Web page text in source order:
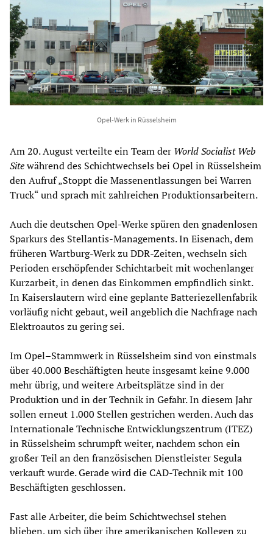
Opel-Werk in Rüsselsheim
Am 20. August verteilte ein Team der World Socialist Web
Sitewährend des Schichtwechsels bei Opel in Rüsselsheim
den Aufruf „Stoppt die Massenentlassungen bei Warren
Truck“ und sprach mit zahlreichen Produktionsarbeitern.
Auch die deutschen Opel-Werke spüren den gnadenlosen
Sparkurs des Stellantis-Managements. In Eisenach, dem
früheren Wartburg-Werk zu DDR-Zeiten, wechseln sich
Perioden erschöpfender Schichtarbeit mit wochenlanger
Kurzarbeit, in denen das Einkommen empfindlich sinkt.
In Kaiserslautern wird eine geplante Batteriezellenfabrik
vorläufig nicht gebaut, weil angeblich die Nachfrage nach
Elektroautos zu gering sei.
Im Opel–Stammwerk in Rüsselsheim sind von einstmals
über 40.000 Beschäftigten heute insgesamt keine 9.000
mehr übrig, und weitere Arbeitsplätze sind in der
Produktion und in der Technik in Gefahr. In diesem Jahr
sollen erneut 1.000 Stellen gestrichen werden. Auch das
Internationale Technische Entwicklungszentrum (ITEZ)
in Rüsselsheim schrumpft weiter, nachdem schon ein
großer Teil an den französischen Dienstleister Segula
verkauft wurde. Gerade wird die CAD-Technik mit 100
Beschäftigten geschlossen.
Fast alle Arbeiter, die beim Schichtwechsel stehen
blieben, um sich über ihre amerikanischen Kollegen zu